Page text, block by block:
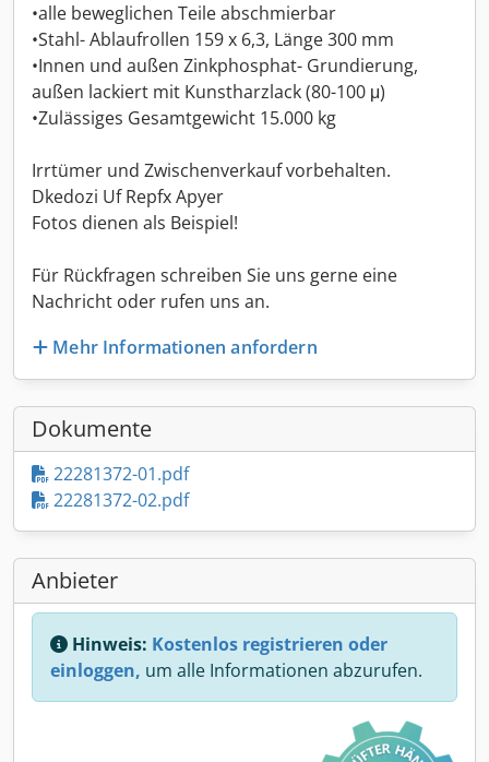
•alle beweglichen Teile abschmierbar
•Stahl- Ablaufrollen 159 x 6,3, Länge 300 mm
•Innen und außen Zinkphosphat- Grundierung,
außen lackiert mit Kunstharzlack (80-100 μ)
•Zulässiges Gesamtgewicht 15.000 kg
Irrtümer und Zwischenverkauf vorbehalten.
Dkedozi Uf Repfx Apyer
Fotos dienen als Beispiel!
Für Rückfragen schreiben Sie uns gerne eine
Nachricht oder rufen uns an.
Mehr Informationen anfordern
Dokumente
22281372-01.pdf
22281372-02.pdf
Anbieter
Hinweis: Kostenlos registrieren oder
einloggen, um alle Informationen abzurufen.